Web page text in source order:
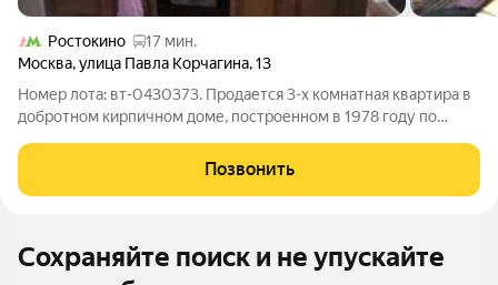
Ростокино
17 мин.
Москва,улица Павла Корчагина,13
Номер лота: вт-0430373. Продается 3-х комнатная квартира в
добротном кирпичном доме, построенном в 1978 году по
добавляет пространству ощущение комфорта. Просторные
изолированные комнаты, в двух
Позвонить
Сохраняйте поиск и не упускайте